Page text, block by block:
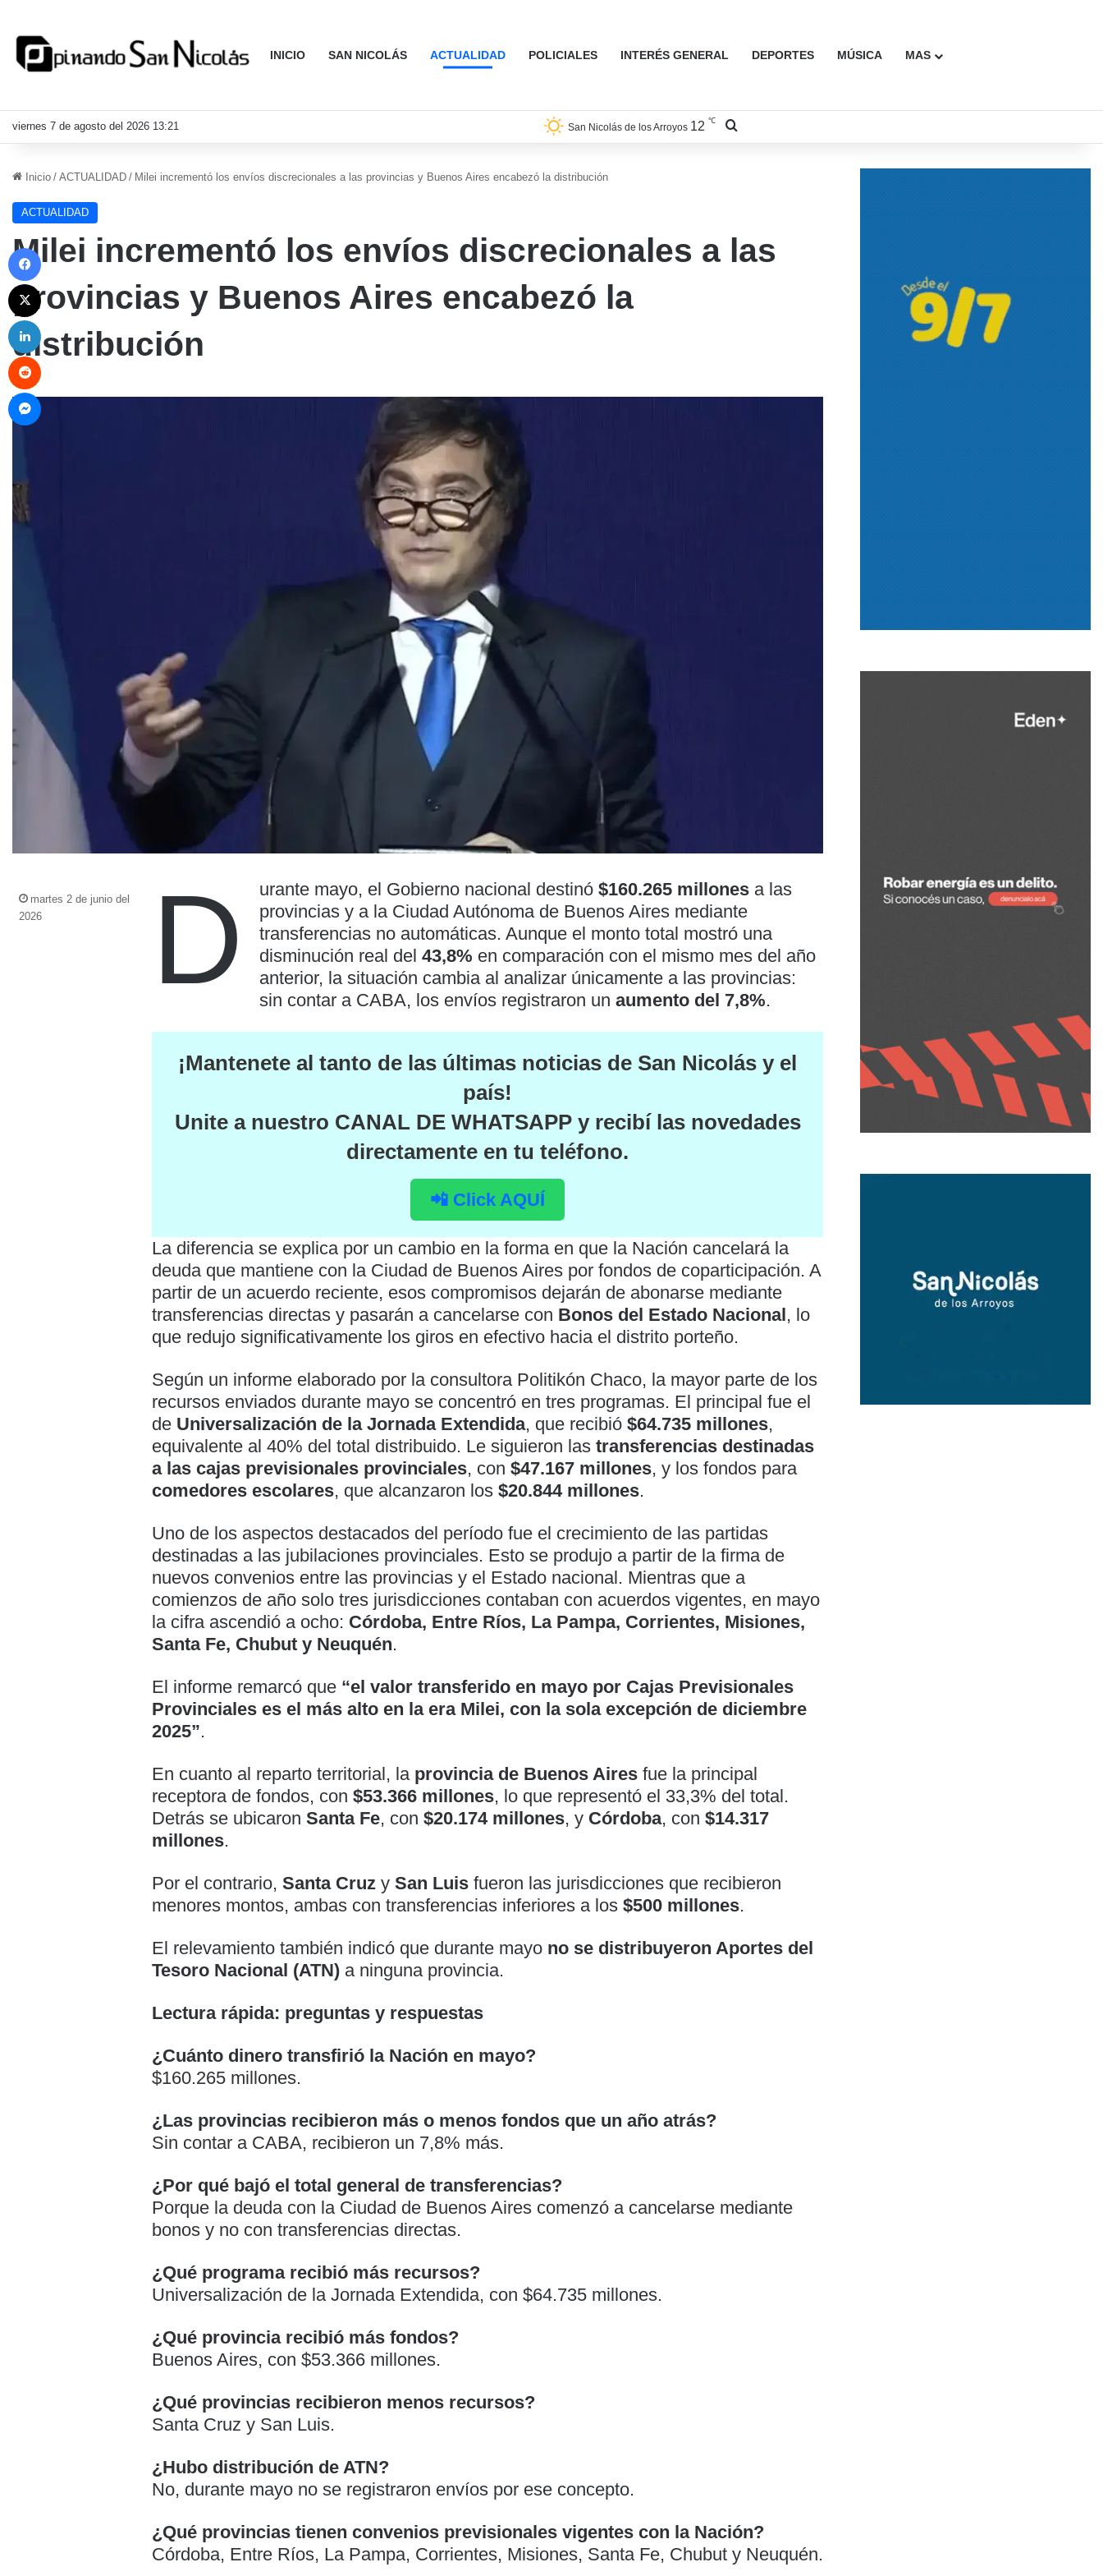
INICIO SAN NICOLÁS ACTUALIDAD POLICIALES INTERÉS GENERAL DEPORTES MÚSICA MAS
viernes 7 de agosto del 2026 13:21 San Nicolás de los Arroyos 12 ℃
Inicio / ACTUALIDAD / Milei incrementó los envíos discrecionales a las provincias y Buenos Aires encabezó la distribución
ACTUALIDAD
Milei incrementó los envíos discrecionales a las
provincias y Buenos Aires encabezó la
distribución
D urante mayo, el Gobierno nacional destinó $160.265 millones a las
provincias y a la Ciudad Autónoma de Buenos Aires mediante
transferencias no automáticas. Aunque el monto total mostró una
disminución real del 43,8% en comparación con el mismo mes del año
anterior, la situación cambia al analizar únicamente a las provincias:
sin contar a CABA, los envíos registraron un aumento del 7,8%.
¡Mantenete al tanto de las últimas noticias de San Nicolás y el
país!
Unite a nuestro CANAL DE WHATSAPPy recibí las novedades
directamente en tu teléfono.
📲 Click AQUÍ
La diferencia se explica por un cambio en la forma en que la Nación cancelará la
deuda que mantiene con la Ciudad de Buenos Aires por fondos de coparticipación. A
partir de un acuerdo reciente, esos compromisos dejarán de abonarse mediante
transferencias directas y pasarán a cancelarse con Bonos del Estado Nacional, lo
que redujo significativamente los giros en efectivo hacia el distrito porteño.
Según un informe elaborado por la consultora Politikón Chaco, la mayor parte de los
recursos enviados durante mayo se concentró en tres programas. El principal fue el
de Universalización de la Jornada Extendida, que recibió $64.735 millones,
equivalente al 40% del total distribuido. Le siguieron las transferencias destinadas
a las cajas previsionales provinciales, con $47.167 millones, y los fondos para
comedores escolares, que alcanzaron los $20.844 millones.
Uno de los aspectos destacados del período fue el crecimiento de las partidas
destinadas a las jubilaciones provinciales. Esto se produjo a partir de la firma de
nuevos convenios entre las provincias y el Estado nacional. Mientras que a
comienzos de año solo tres jurisdicciones contaban con acuerdos vigentes, en mayo
la cifra ascendió a ocho: Córdoba, Entre Ríos, La Pampa, Corrientes, Misiones,
Santa Fe, Chubut y Neuquén.
El informe remarcó que “el valor transferido en mayo por Cajas Previsionales
Provinciales es el más alto en la era Milei, con la sola excepción de diciembre
2025”.
En cuanto al reparto territorial, la provincia de Buenos Aires fue la principal
receptora de fondos, con $53.366 millones, lo que representó el 33,3% del total.
Detrás se ubicaron Santa Fe, con $20.174 millones, y Córdoba, con $14.317
millones.
Por el contrario, Santa Cruz y San Luis fueron las jurisdicciones que recibieron
menores montos, ambas con transferencias inferiores a los $500 millones.
El relevamiento también indicó que durante mayo no se distribuyeron Aportes del
Tesoro Nacional (ATN) a ninguna provincia.
Lectura rápida: preguntas y respuestas
¿Cuánto dinero transfirió la Nación en mayo?
$160.265 millones.
¿Las provincias recibieron más o menos fondos que un año atrás?
Sin contar a CABA, recibieron un 7,8% más.
¿Por qué bajó el total general de transferencias?
Porque la deuda con la Ciudad de Buenos Aires comenzó a cancelarse mediante
bonos y no con transferencias directas.
¿Qué programa recibió más recursos?
Universalización de la Jornada Extendida, con $64.735 millones.
¿Qué provincia recibió más fondos?
Buenos Aires, con $53.366 millones.
¿Qué provincias recibieron menos recursos?
Santa Cruz y San Luis.
¿Hubo distribución de ATN?
No, durante mayo no se registraron envíos por ese concepto.
¿Qué provincias tienen convenios previsionales vigentes con la Nación?
Córdoba, Entre Ríos, La Pampa, Corrientes, Misiones, Santa Fe, Chubut y Neuquén.
martes 2 de junio del
2026
Facebook
Reddit